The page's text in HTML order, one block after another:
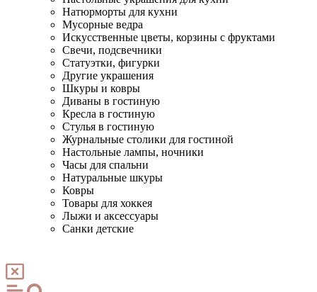
Натюрморты для кухни
Мусорные ведра
Искусственные цветы, корзины с фруктами
Свечи, подсвечники
Статуэтки, фигурки
Другие украшения
Шкуры и ковры
Диваны в гостиную
Кресла в гостиную
Стулья в гостиную
Журнальные столики для гостиной
Настольные лампы, ночники
Часы для спальни
Натуральные шкуры
Ковры
Товары для хоккея
Лыжи и аксессуары
Санки детские